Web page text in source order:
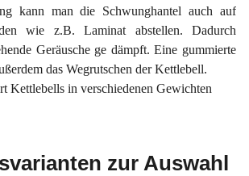
kann man die Schwunghantel auch auf
wie z.B. Laminat abstellen. Dadurch
Geräusche ge dämpft.Eine gummierte
das Wegrutschen derKettlebell.
zur Auswahl